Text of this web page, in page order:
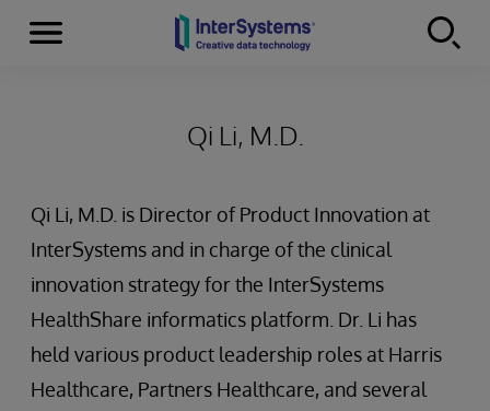
Skip to content
Menu
Qi Li, M.D.
Qi Li, M.D. is Director of Product Innovation at
InterSystems and in charge of the clinical
innovation strategy for the InterSystems
HealthShare informatics platform. Dr. Li has
held various product leadership roles at Harris
Healthcare, Partners Healthcare, and several